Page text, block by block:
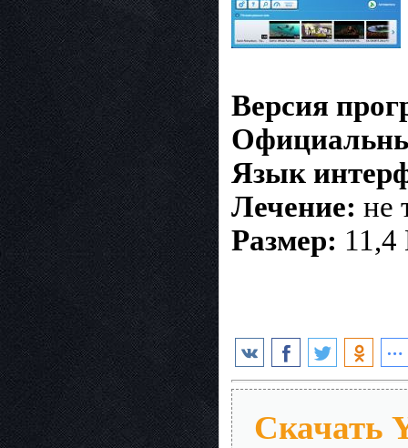
Версия
Язык
Лечение: не
Размер:
Скачать